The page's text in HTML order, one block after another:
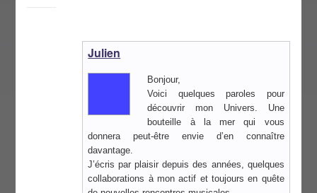
Julien
Bonjour,
Voici quelques paroles pour
découvrir mon Univers. Une
bouteille à la mer qui vous
donnera peut-être envie d’en connaître
davantage.
J’écris par plaisir depuis des années, quelques
collaborations à mon actif et toujours en quête